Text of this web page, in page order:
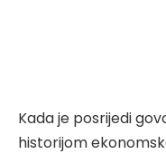
Kada je posrijedi
historijom